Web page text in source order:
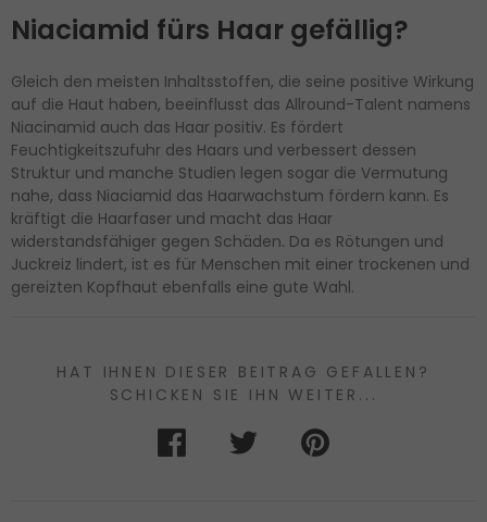
Niaciamid fürs Haar gefällig?
Gleich den meisten Inhaltsstoffen, die seine positive Wirkung
auf die Haut haben, beeinflusst das Allround-Talent namens
Niacinamid auch das Haar positiv. Es fördert
Feuchtigkeitszufuhr des Haars und verbessert dessen
Struktur und manche Studien legen sogar die Vermutung
nahe, dass Niaciamid das Haarwachstum fördern kann. Es
kräftigt die Haarfaser und macht das Haar
widerstandsfähiger gegen Schäden. Da es Rötungen und
Juckreiz lindert, ist es für Menschen mit einer trockenen und
gereizten Kopfhaut ebenfalls eine gute Wahl.
HAT IHNEN DIESER BEITRAG GEFALLEN?
SCHICKEN SIE IHN WEITER...